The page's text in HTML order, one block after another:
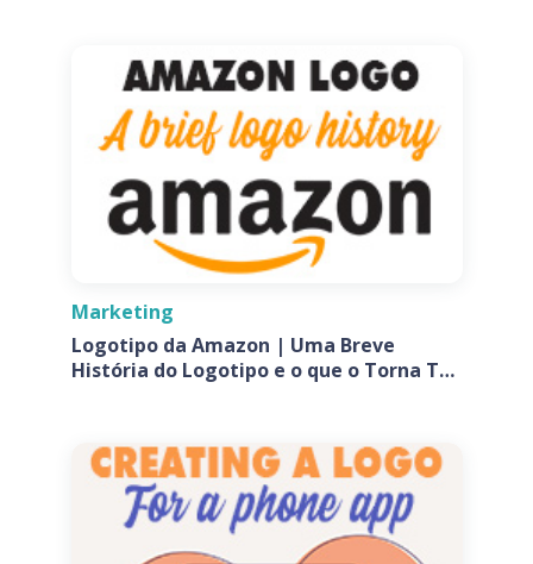
Marketing
Logotipo da Amazon | Uma Breve
História do Logotipo e o que o Torna Tão